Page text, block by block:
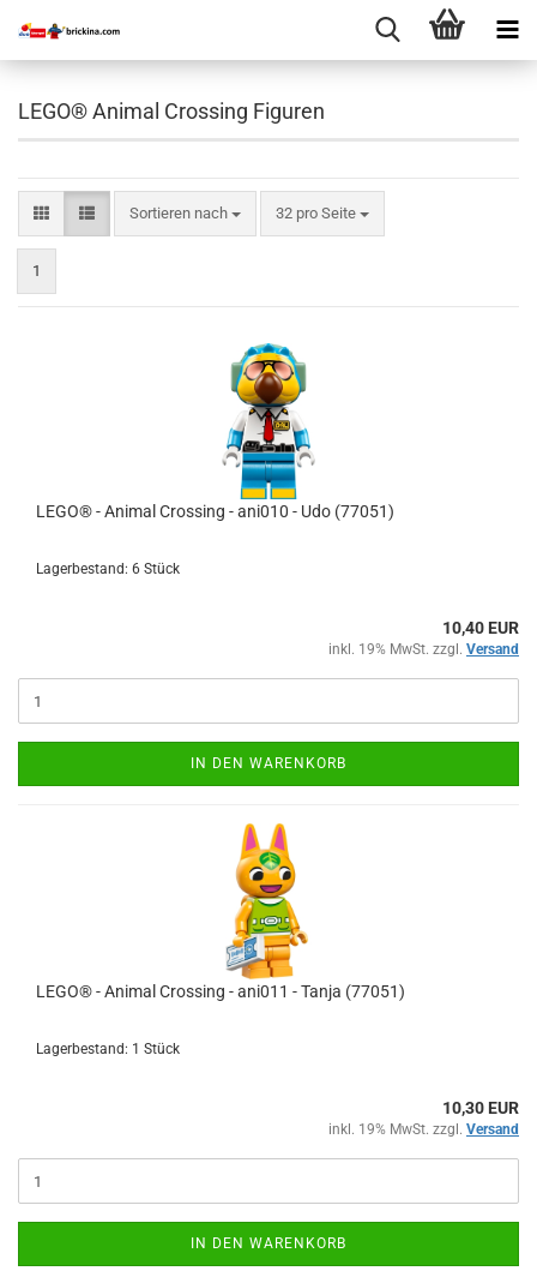
LEGO® Animal Crossing Figuren
Sortieren nach
Sortieren nach 32 pro Seite
pro Seite
1
LEGO® - Animal Crossing - ani010 - Udo (77051)
Lagerbestand: 6 Stück
10,40 EUR
inkl. 19% MwSt. zzgl. Versand
IN DEN WARENKORB
LEGO® - Animal Crossing - ani011 - Tanja (77051)
Lagerbestand: 1 Stück
10,30 EUR
inkl. 19% MwSt. zzgl. Versand
IN DEN WARENKORB